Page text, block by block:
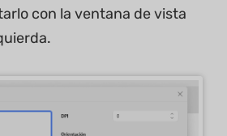
con la ventana de vista